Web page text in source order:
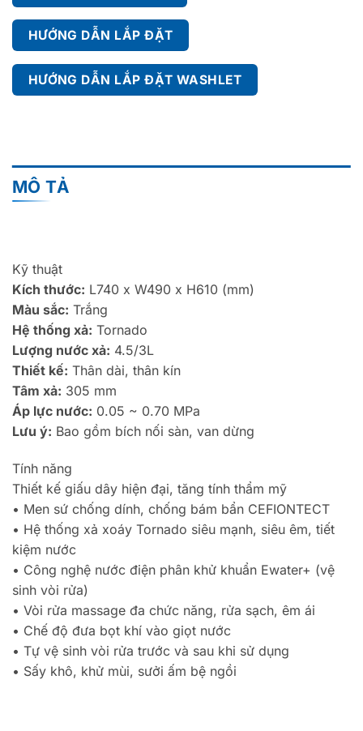
HƯỚNG DẪN LẮP ĐẶT
HƯỚNG DẪN LẮP ĐẶT WASHLET
MÔ TẢ
Kỹ thuật
Kích thước: L740 x W490 x H610 (mm)
Màu sắc: Trắng
Hệ thống xả: Tornado
Lượng nước xả: 4.5/3L
Thiết kế: Thân dài, thân kín
Tâm xả: 305 mm
Áp lực nước: 0.05 ~ 0.70 MPa
Lưu ý: Bao gồm bích nối sàn, van dừng
Tính năng
Thiết kế giấu dây hiện đại, tăng tính thẩm mỹ
• Men sứ chống dính, chống bám bẩn CEFIONTECT
• Hệ thống xả xoáy Tornado siêu mạnh, siêu êm, tiết
kiệm nước
• Công nghệ nước điện phân khử khuẩn Ewater+ (vệ
sinh vòi rửa)
• Vòi rửa massage đa chức năng, rửa sạch, êm ái
• Chế độ đưa bọt khí vào giọt nước
• Tự vệ sinh vòi rửa trước và sau khi sử dụng
• Sấy khô, khử mùi, sưởi ấm bệ ngồi